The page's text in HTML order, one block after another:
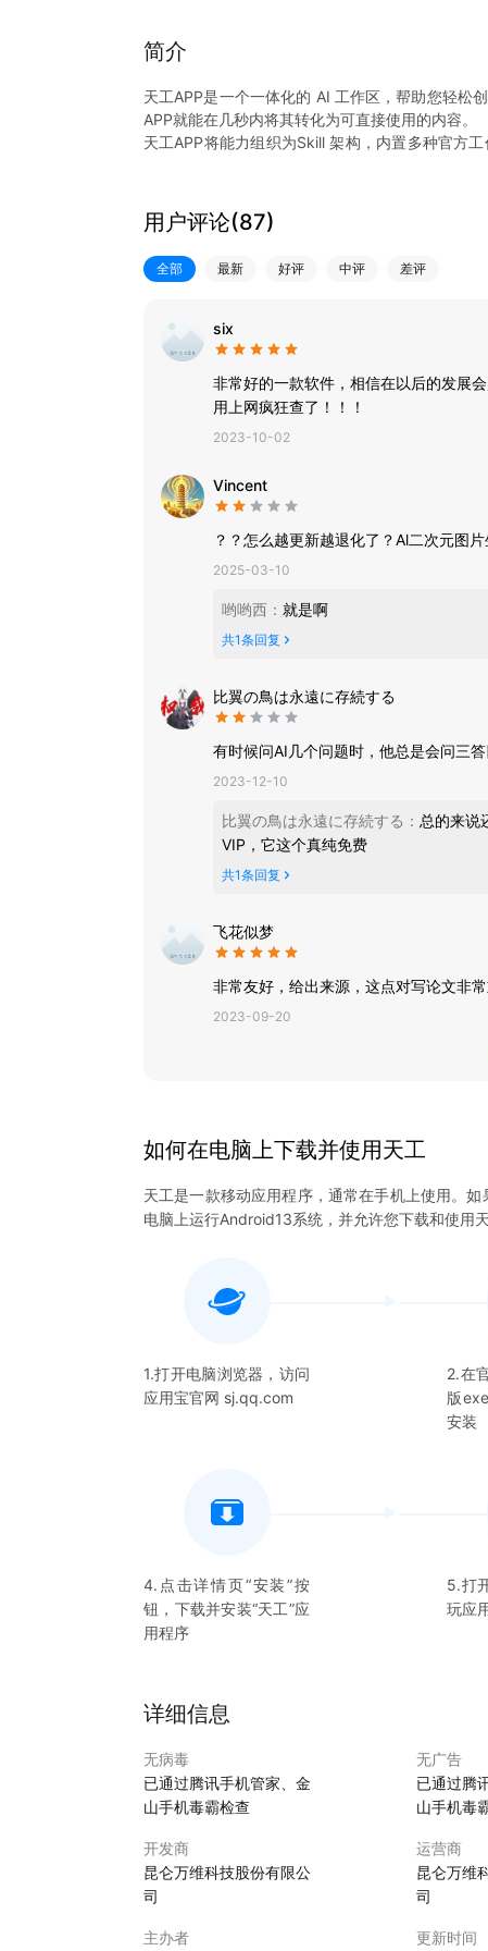
简介
天工APP是一个一体化的 AI 工作区，帮助您轻松
APP就能在几秒内将其转化为可直接使用的内容。
天工APP将能力组织为Skill 架构，内置多种官方
使用天工APP，您可以体验以下功能：
定时任务
-支持设置周期性定时任务（如每日、每周），自
-可自定义任务频率与内容规则，让 AI 持续重复执
一键生成专业PPT，自动优化布局与结构，支持
AI 表格
智能整理数据与表格，自动生成清晰可读的数据视
通过对话式交互，在指定知识范围内实现高效智能
AI 视频
立即下载天工APP——创作者与专业人士的高效选择
用户评论(87)
全部 最新 好评 中评 差评
six
非常好的一款软件，相信在以后的发展
用上网疯狂查了！！！
2023-10-02
Vincent
2025-03-10
哟哟西 ： 就是啊
共1条回复
比翼の鳥は永遠に存続する
有时候问AI几个问题时，他总是会问三
2023-12-10
比翼の鳥は永遠に存続する ： 总的来说
VIP，它这个真纯免费
共1条回复
飞花似梦
非常友好，给出来源，这点对写论文非
2023-09-20
如何在电脑上下载并使用天工
天工是一款移动应用程序，通常在手机上使用。如
电脑上运行Android13系统，并允许您下载和使用
1.打开电脑浏览器，访问
应用宝官网 sj.qq.com
2.在
版
安装
4.点击详情页“安装”按
钮，下载并安装“天工”应
用程序
5.打
玩应
详细信息
无病毒
已通过腾讯手机管家、金
山手机毒霸检查
无广告
已通过腾
山手机毒
开发商
昆仑万维科技股份有限公
司
运营商
昆仑万维
司
主办者 更新时间